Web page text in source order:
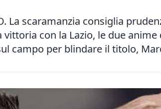
La scaramanzia consiglia
vittoria con la Lazio, le due
campo per blindare il titolo,